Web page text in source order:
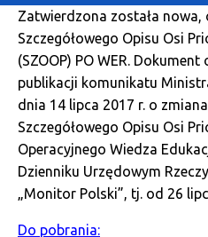
Zatwierdzona została nowa,
Szczegółowego Opisu Osi
(SZOOP) PO WER.
publikacji komunikatu
dnia 14 lipca 2017 r. o
Szczegółowego Opisu Osi
Operacyjnego Wiedza
Dzienniku Urzędowym
„Monitor Polski”, tj. od 26
Do pobrania: